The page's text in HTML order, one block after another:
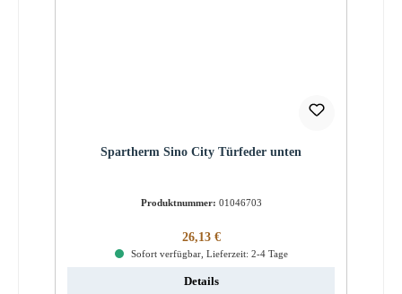
Spartherm Sino City Türfeder unten
Produktnummer: 01046703
Regulärer Preis:
26,13 €
Sofort verfügbar, Lieferzeit: 2-4 Tage
Details